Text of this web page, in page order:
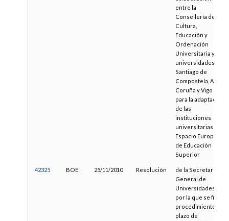
entre la
Consellería de
Cultura,
Educación y
Ordenación
Universitaria y las
universidades de
Santiago de
Compostela, A
Coruña y Vigo
para la adaptación
de las
instituciones
universitarias al
Espacio Europeo
de Educación
Superior
42325 BOE 25/11/2010 Resolución
de la Secretaría
General de
Universidades,
por la que se fija el
procedimiento y
plazo de